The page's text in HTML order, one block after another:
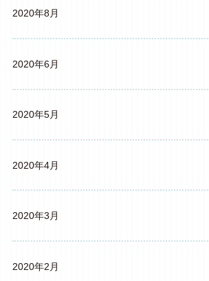
2020年8月
2020年6月
2020年5月
2020年4月
2020年3月
2020年2月